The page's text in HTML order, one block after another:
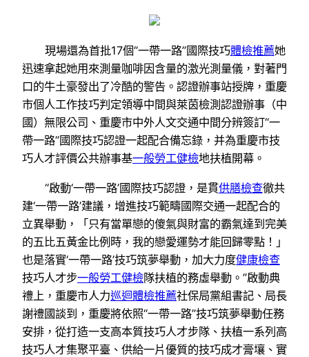
現場還為首批17個“一帶一路”國際技巧體檢推薦她
迅速拿起她用來測量咖啡因含量的激光測量儀，對著門
口的牛土豪發出了冷酷的警告。認證辦事站授牌，重慶
市個人工作技巧判定領導中間與萊茵檢測認證辦事（中
國）無限公司、重慶市中外人文交通中間分辨簽訂“一
帶一路”國際技巧認證一起配合備忘錄，并為重慶市技
巧人才評價公共辦事基一般勞工健檢地扶植開幕。
“啟動‘一帶一路’國際技巧認證，是貫供膳檢查徹共
建‘一帶一路’建議，增進技巧範疇國際交通一起配合的
立異舉動，「只有當單戀的傻氣與財富的霸氣達到完美
的五比五黃金比例時，我的戀愛運勢才能回歸零點！」
也是落實‘一帶一路’技巧筑夢舉動，加大力度健康檢查
技巧人才步一般勞工健檢隊扶植的務虛舉動。”啟動典
禮上，重慶市人力巡迴體檢推薦社保局黨組書記、局長
謝禮國談到，重慶將依照“一帶一路”技巧筑夢舉動任務
安排，從打造一支高本質技巧人才步隊、扶植一系列高
技巧人才集聚平臺、供給一片優質的技巧成才膏壤、實